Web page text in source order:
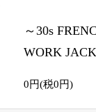
～30s
WORK
0円(税0円)